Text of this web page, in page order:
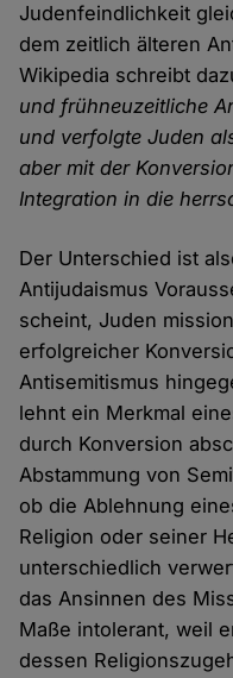
Judenfeindlichkeit
dem zeitlich älteren
Wikipedia schreibt
und frühneuzeitliche
und verfolgte Juden
aber mit der
Integration in die
Der Unterschied ist
Antijudaismus
scheint, Juden
erfolgreicher
Antisemitismus
lehnt ein Merkmal
durch Konversion
Abstammung von
ob die Ablehnung
Religion oder seiner
unterschiedlich
das Ansinnen des
Maße intolerant, weil
dessen